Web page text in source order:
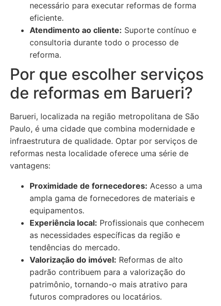
necessário para executar reformas de forma
eficiente.
Atendimento ao cliente: Suporte contínuo e
consultoria durante todo o processo de
reforma.
Por que escolher serviços
de reformas em Barueri?
Barueri, localizada na região metropolitana de São
Paulo, é uma cidade que combina modernidade e
infraestrutura de qualidade. Optar por serviços de
reformas nesta localidade oferece uma série de
vantagens:
Proximidade de fornecedores: Acesso a uma
ampla gama de fornecedores de materiais e
equipamentos.
Experiência local: Profissionais que conhecem
as necessidades específicas da região e
tendências do mercado.
Valorização do imóvel: Reformas de alto
padrão contribuem para a valorização do
patrimônio, tornando-o mais atrativo para
futuros compradores ou locatários.